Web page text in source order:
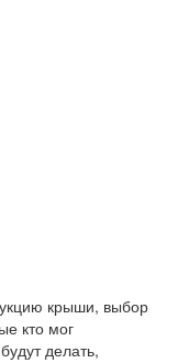
крыши, выбор
кто мог
делать,